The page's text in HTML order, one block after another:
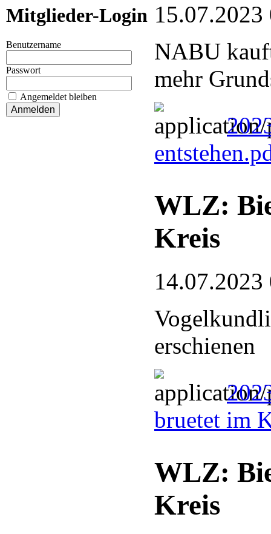
Mitglieder-Login
Benutzername
Passwort
Angemeldet bleiben
15.07.2023
NABU
mehr
WLZ:
Kreis
14.07.2023
erschienen
bruetet im
WLZ:
Kreis